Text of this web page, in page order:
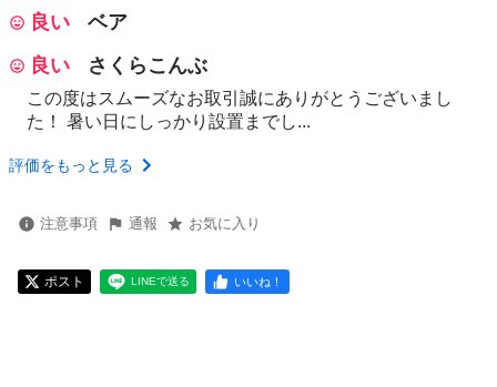
良い
ベア
良い
さくらこんぶ
この度はスムーズなお取引誠にありがとうございまし
た！ 暑い日にしっかり設置までし...
評価をもっと見る
注意事項 通報 お気に入り
ポスト LINEで送る いいね！